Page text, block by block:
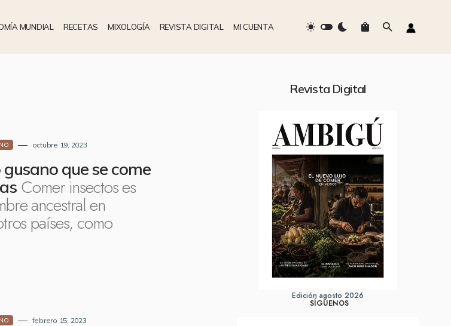
MUNDIAL RECETAS MIXOLOGÍA REVISTA DIGITAL MI CUENTA
octubre 19, 2023
que se come
Comer insectos es
ancestral en
países, como
febrero 15, 2023
Revista Digital
Edición agosto 2026
SÍGUENOS